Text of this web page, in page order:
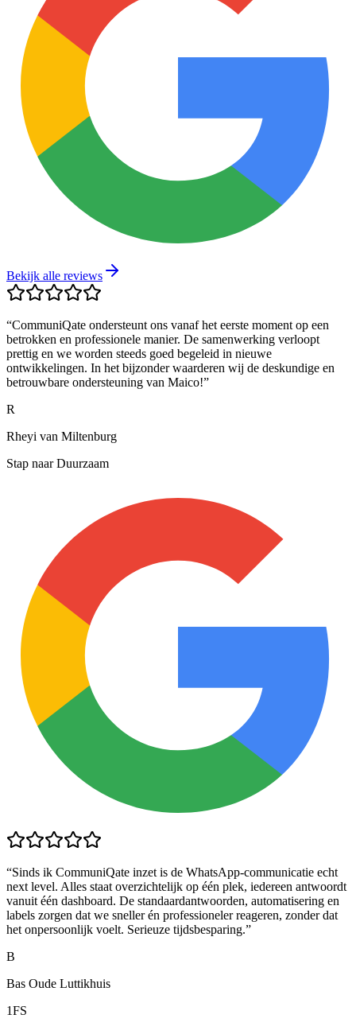
Bekijk alle reviews
“CommuniQate ondersteunt ons vanaf het eerste moment op een
betrokken en professionele manier. De samenwerking verloopt
prettig en we worden steeds goed begeleid in nieuwe
ontwikkelingen. In het bijzonder waarderen wij de deskundige en
betrouwbare ondersteuning van Maico!”
R
Rheyi van Miltenburg
Stap naar Duurzaam
“Sinds ik CommuniQate inzet is de WhatsApp-communicatie echt
next level. Alles staat overzichtelijk op één plek, iedereen antwoordt
vanuit één dashboard. De standaardantwoorden, automatisering en
labels zorgen dat we sneller én professioneler reageren, zonder dat
het onpersoonlijk voelt. Serieuze tijdsbesparing.”
B
Bas Oude Luttikhuis
1FS